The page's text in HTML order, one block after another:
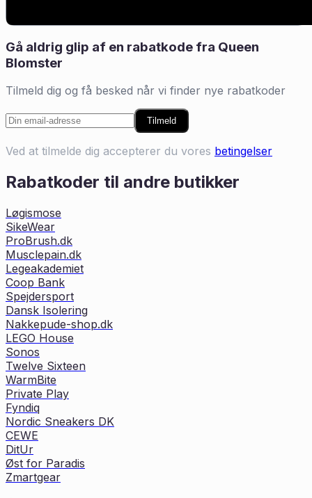
Gå aldrig glip af en rabatkode fra Queen
Blomster
Tilmeld dig og få besked når vi finder nye rabatkoder
Tilmeld
Ved at tilmelde dig accepterer du vores betingelser
Rabatkoder til andre butikker
Løgismose
SikeWear
ProBrush.dk
Musclepain.dk
Legeakademiet
Coop Bank
Spejdersport
Dansk Isolering
Nakkepude-shop.dk
LEGO House
Sonos
Twelve Sixteen
WarmBite
Private Play
Fyndiq
Nordic Sneakers DK
CEWE
DitUr
Øst for Paradis
Zmartgear